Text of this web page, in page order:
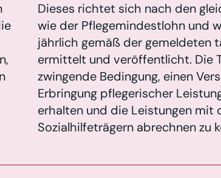
Dieses richtet sich nach den
wie der Pflegemindestlohn und
jährlich gemäß der gemeldeten
ermittelt und veröffentlicht. Die
zwingende Bedingung, einen
Erbringung pflegerischer
erhalten und die Leistungen mit
Sozialhilfeträgern abrechnen zu